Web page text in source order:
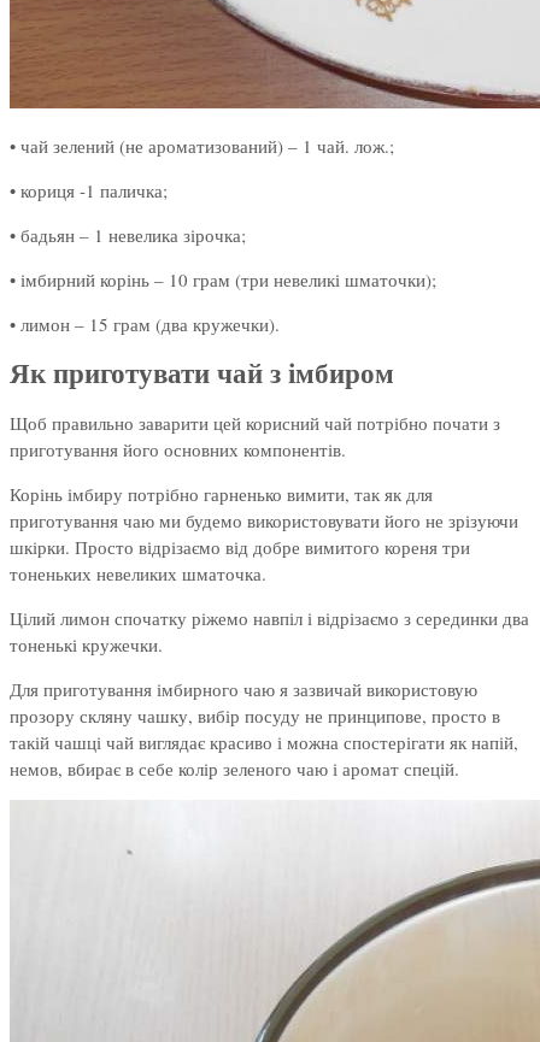
• чай зелений (не ароматизований) – 1 чай. лож.;
• кориця -1 паличка;
• бадьян – 1 невелика зірочка;
• імбирний корінь – 10 грам (три невеликі шматочки);
• лимон – 15 грам (два кружечки).
Як приготувати чай з імбиром
Щоб правильно заварити цей корисний чай потрібно почати з
приготування його основних компонентів.
Корінь імбиру потрібно гарненько вимити, так як для
приготування чаю ми будемо використовувати його не зрізуючи
шкірки. Просто відрізаємо від добре вимитого кореня три
тоненьких невеликих шматочка.
Цілий лимон спочатку ріжемо навпіл і відрізаємо з серединки два
тоненькі кружечки.
Для приготування імбирного чаю я зазвичай використовую
прозору скляну чашку, вибір посуду не принципове, просто в
такій чашці чай виглядає красиво і можна спостерігати як напій,
немов, вбирає в себе колір зеленого чаю і аромат спецій.